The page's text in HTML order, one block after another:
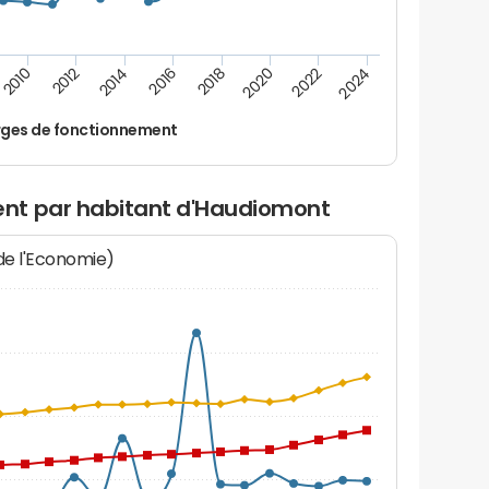
de fonctionnement
2010 2012 2014 2016 2018 2020 2022 2024
par habitant d'Haudiomont
l'Economie)